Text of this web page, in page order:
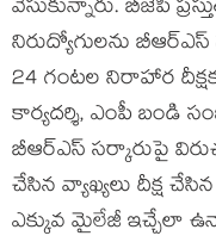
వేసుకున్నారు. బీజేపీ
నిరుద్యోగులను
24 గంటల నిరాహార
కార్యదర్శి, ఎంపీ బండి
బీఆర్ఎస్ స‌ర్కారుపై
చేసిన వ్యాఖ్య‌లు దీక్ష
ఎక్కువ మైలేజీ ఇచ్చేలా